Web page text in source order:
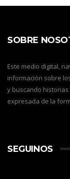
SOBRE
Este medio digital,
información sobre
y buscando
expresada de la
SEGUINOS